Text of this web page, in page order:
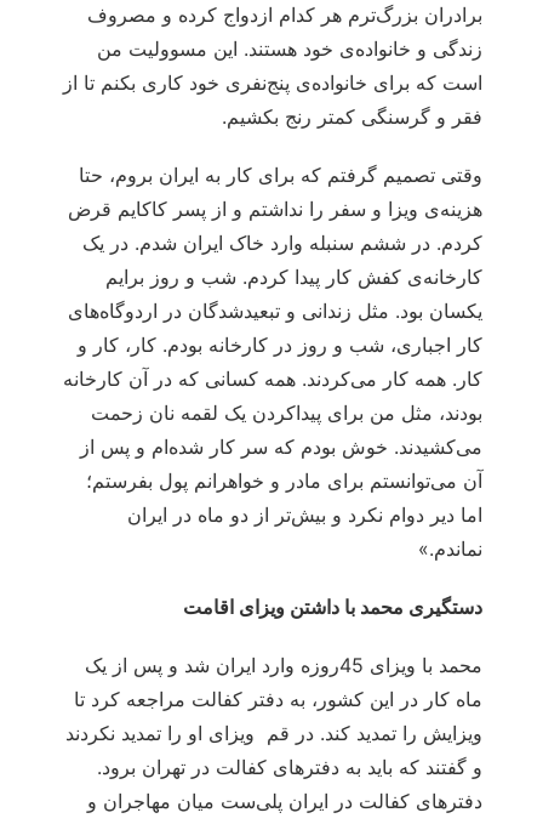
برادران بزرگ‌ترم هر کدام ازدواج کرده و مصروف
زندگی و خانواده‌ی خود هستند. این مسوولیت من
است که برای خانواده‌ی پنج‌نفری خود کاری بکنم تا از
فقر و گرسنگی کمتر رنج بکشیم.
وقتی تصمیم گرفتم که برای کار به ایران بروم، حتا
هزینه‌ی ویزا و سفر را نداشتم و از پسر کاکایم قرض
کردم. در ششم سنبله وارد خاک ایران شدم. در یک
کارخانه‌ی کفش کار پیدا کردم. شب و روز برایم
یکسان بود. مثل زندانی و تبعیدشدگان در اردوگاه‌های
کار اجباری، شب و روز در کارخانه بودم. کار، کار و
کار. همه کار می‌کردند. همه کسانی که در آن کارخانه
بودند، مثل من برای پیداکردن یک لقمه نان زحمت
می‌کشیدند. خوش بودم که سر کار شده‌ام و پس از
آن می‌توانستم برای مادر و خواهرانم پول بفرستم؛
اما دیر دوام نکرد و بیش‌تر از دو ماه در ایران
نماندم.»
دستگیری محمد با داشتن ویزای اقامت
محمد با ویزای 45روزه وارد ایران شد و پس از یک
ماه کار در این کشور، به دفتر کفالت مراجعه کرد تا
ویزایش را تمدید کند. در قم ویزای او را تمدید نکردند
و گفتند که باید به دفترهای کفالت در تهران برود.
دفترهای کفالت در ایران پلی‌ست میان مهاجران و